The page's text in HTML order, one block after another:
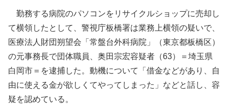
勤務する病院のパソコンをリサイクルショップに売却し
て横領したとして、警視庁板橋署は業務上横領の疑いで、
医療法人財団朔望会「常盤台外科病院」（東京都板橋区）
の元事務長で団体職員、奥田宗宏容疑者（63）＝埼玉県
白岡市＝を逮捕した。動機について「借金などがあり、自
由に使える金が欲しくてやってしまった」などと話し、容
疑を認めている。